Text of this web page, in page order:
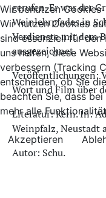
gerufen. Er war der
Weinlehrpfades in
Verdienste mit dem
ausgezeichnet.
Veröffentlichungen:
Wort und Film über
Literatur: Kern. In:
Weinpfalz, Neustadt
Autor: Schu.
Wir benutzen Cookies
Wir nutzen Cookies
sind essenziell für
uns helfen, diese
verbessern (Tracking
entscheiden, ob Sie
beachten Sie, dass
mehr alle
Akzeptieren